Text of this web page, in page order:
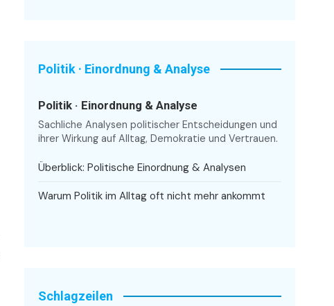
Politik · Einordnung & Analyse
Politik · Einordnung & Analyse
Sachliche Analysen politischer Entscheidungen und
ihrer Wirkung auf Alltag, Demokratie und Vertrauen.
Überblick: Politische Einordnung & Analysen
Warum Politik im Alltag oft nicht mehr ankommt
Schlagzeilen